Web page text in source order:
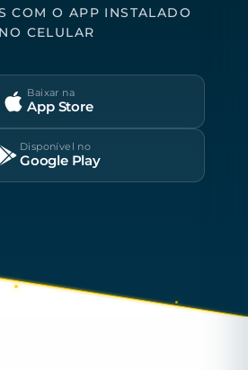
COM O APP INSTALADO
NO CELULAR
Baixar na
App Store
Disponível no
Google Play